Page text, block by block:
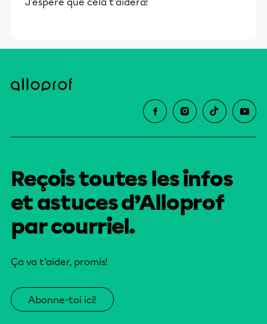
et leurs parents dans la réussite
J'espère que cela t'aidera!
Reçois toutes les infos
et astuces d’Alloprof
par courriel.
Ça va t’aider, promis!
Abonne-toi ici!